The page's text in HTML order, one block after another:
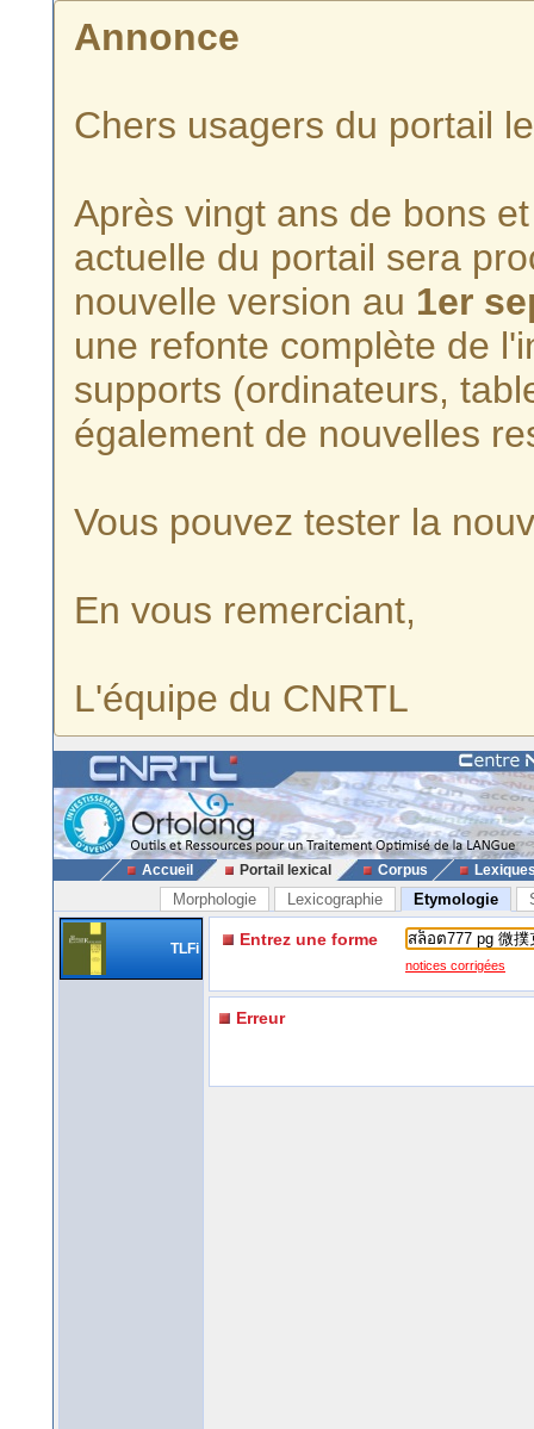
Annonce
Chers usagers du portail
Après vingt ans de bons
actuelle du portail sera
nouvelle version au 1er
une refonte complète de
supports (ordinateurs,
également de nouvelles
Vous pouvez tester la
En vous remerciant,
L'équipe du CNRTL
Accueil Portail lexical Corpus
Morphologie Lexicographie Etymologie
TLFi Entrez une forme
notices corrigées
Erreur